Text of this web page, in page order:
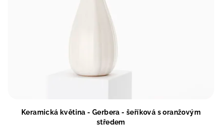
Keramická květina - Gerbera - šeříková s oranžovým
středem